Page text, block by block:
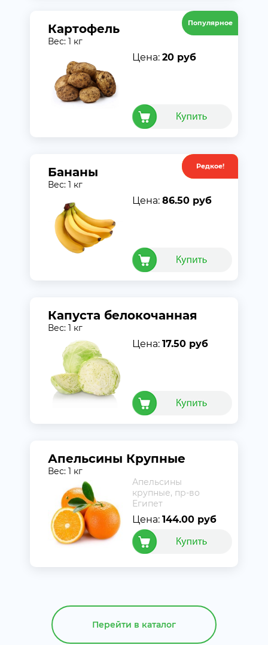
Популярное
Картофель
Вес: 1 кг
Цена: 20 руб
Акция
Редкое!
Бананы
Вес: 1 кг
Цена: 86.50 руб
Капуста белокочанная
Вес: 1 кг
Цена: 17.50 руб
Апельсины Крупные
Вес: 1 кг
Апельсины
крупные, пр-во
Египет
Цена: 144.00 руб
Перейти в каталог